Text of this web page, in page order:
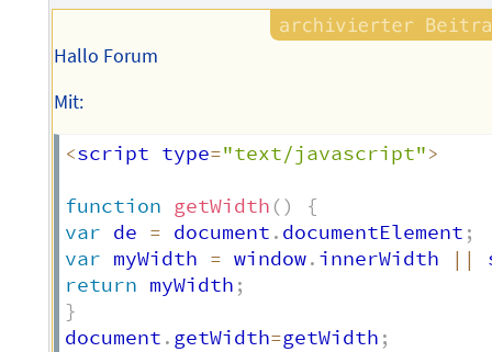
Hallo Forum
Mit:
<script type="text/javascript">
function getWidth ()
{
var de = document . documentElement ;
var myWidth = window. innerWidth ||
return myWidth ;
}
document . getWidth=getWidth ;